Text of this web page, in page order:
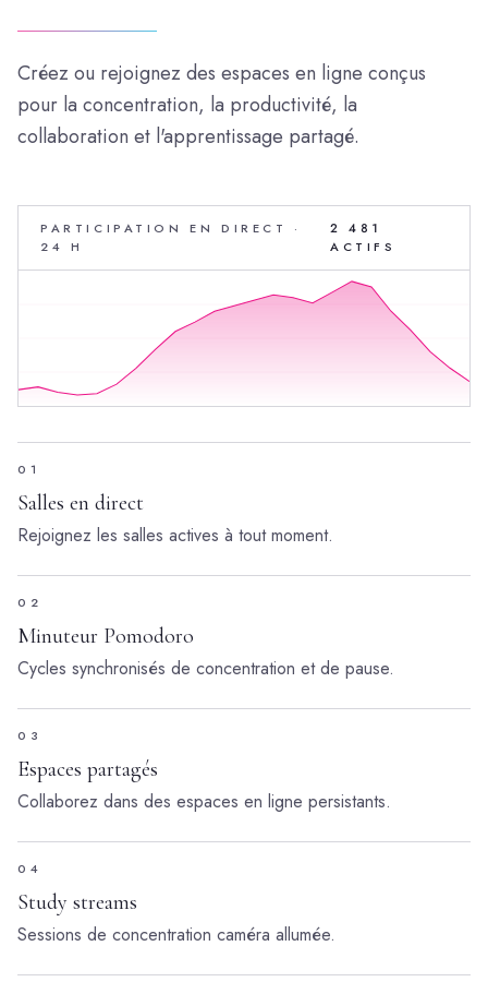
Créez ou rejoignez des espaces en ligne conçus
pour la concentration, la productivité, la
collaboration et l'apprentissage partagé.
PARTICIPATION EN DIRECT ·
24 H
2 481
ACTIFS
01
Salles en direct
Rejoignez les salles actives à tout moment.
02
Minuteur Pomodoro
Cycles synchronisés de concentration et de pause.
03
Espaces partagés
Collaborez dans des espaces en ligne persistants.
04
Study streams
Sessions de concentration caméra allumée.